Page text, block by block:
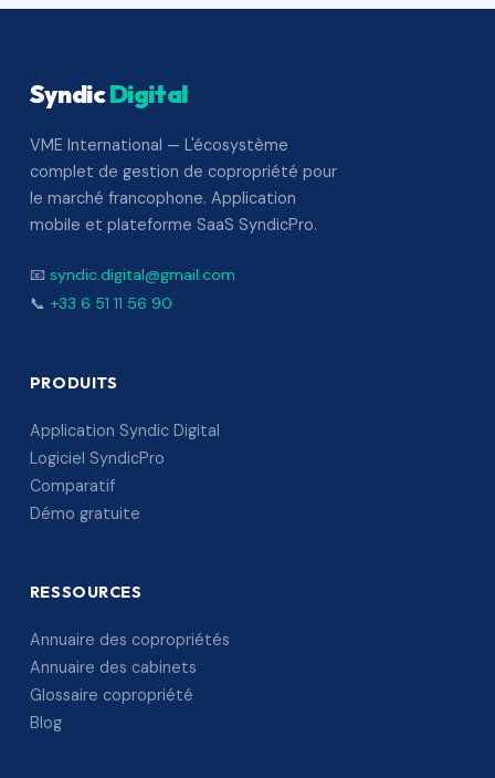
SyndicDigital
VME International — L'écosystème
complet de gestion de copropriété pour
le marché francophone. Application
mobile et plateforme SaaS SyndicPro.
📧 syndic.digital@gmail.com
📞 +33 6 51 11 56 90
PRODUITS
Application Syndic Digital
Logiciel SyndicPro
Comparatif
Démo gratuite
RESSOURCES
Annuaire des copropriétés
Annuaire des cabinets
Glossaire copropriété
Blog